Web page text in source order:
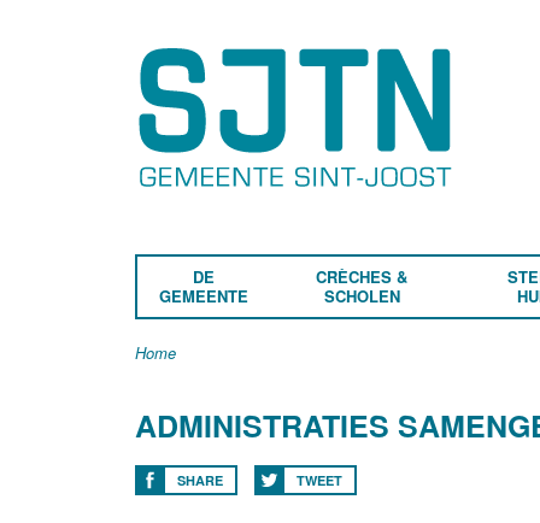
DE
GEMEENTE
CRÈCHES &
SCHOLEN
Home
ADMINISTRATIES
SHARE TWEET